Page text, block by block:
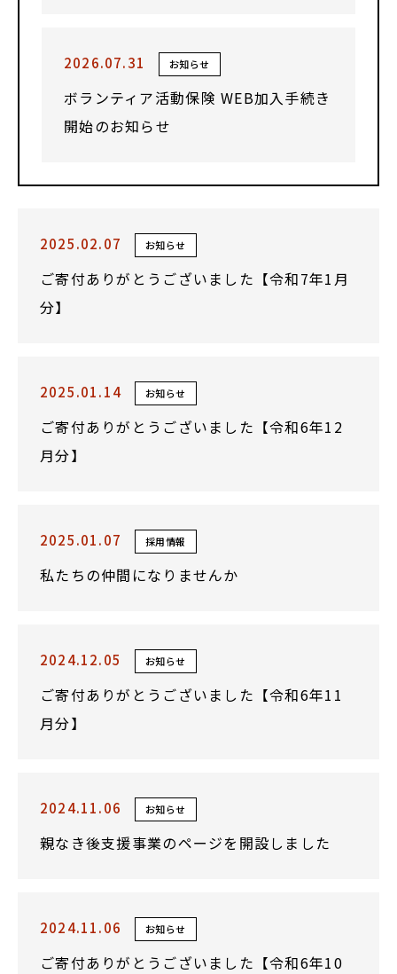
2026.07.31 お知らせ
ボランティア活動保険 WEB加入手続き
開始のお知らせ
2025.02.07 お知らせ
ご寄付ありがとうございました【令和7年1月
分】
2025.01.14 お知らせ
ご寄付ありがとうございました【令和6年12
月分】
2025.01.07 採用情報
私たちの仲間になりませんか
2024.12.05 お知らせ
ご寄付ありがとうございました【令和6年11
月分】
2024.11.06 お知らせ
親なき後支援事業のページを開設しました
2024.11.06 お知らせ
ご寄付ありがとうございました【令和6年10